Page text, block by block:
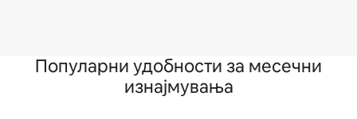
Популарни удобности за месечни
изнајмувања